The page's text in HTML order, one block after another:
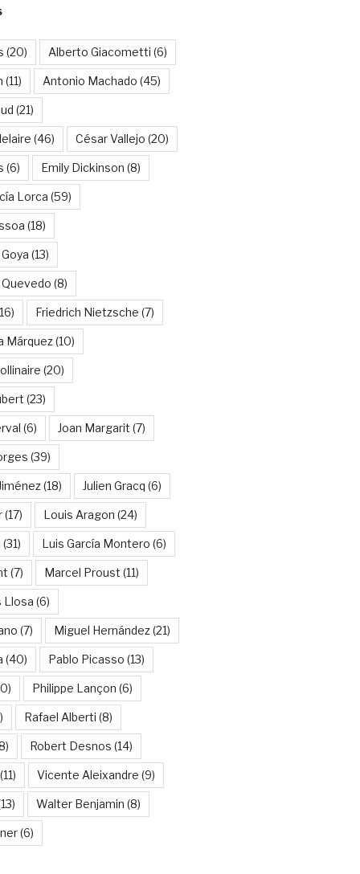
(20) Alberto Giacometti (6)
(11) Antonio Machado (45)
(21)
(46) César Vallejo (20)
(6) Emily Dickinson (8)
Lorca (59)
(18)
(13)
(8)
Friedrich Nietzsche (7)
Márquez(10)
(20)
(23)
(6) Joan Margarit (7)
(39)
(18) Julien Gracq (6)
(17) Louis Aragon (24)
(31) Luis García Montero (6)
(7) Marcel Proust (11)
Llosa (6)
(7) Miguel Hernández(21)
(40) Pablo Picasso (13)
Philippe Lançon (6)
Rafael Alberti (8)
Robert Desnos (14)
(11) Vicente Aleixandre (9)
Walter Benjamin (8)
(6)